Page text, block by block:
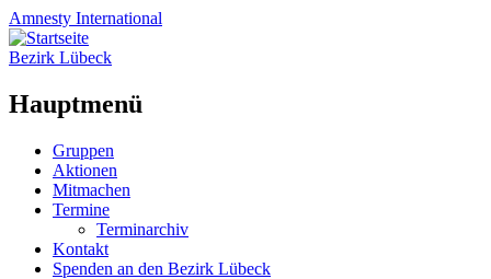
Amnesty International
Bezirk Lübeck
Hauptmenü
Zum
Inhalt
springen
Gruppen
Aktionen
Mitmachen
Termine
Terminarchiv
Kontakt
Spenden an den Bezirk Lübeck